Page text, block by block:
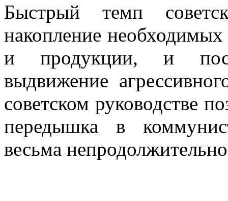
Быстрый темп
накопление необходи­мых
и продукции, и
выдвижение
советском руко­водстве
передышка в
весьма